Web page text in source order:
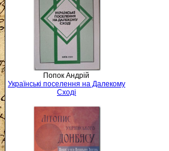
Попок Андрій
Українські поселення на Далекому
Сході